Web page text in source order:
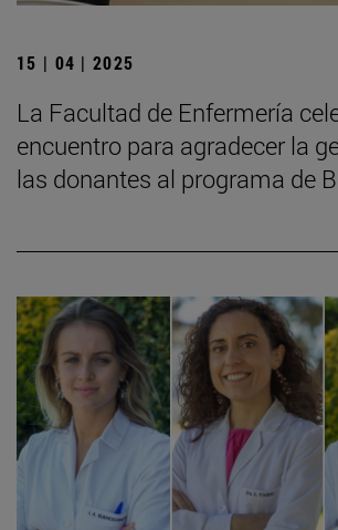
15 | 04 | 2025
La Facultad de Enfermería
encuentro para agradecer la
las donantes al programa de